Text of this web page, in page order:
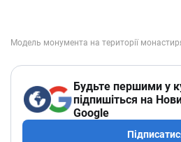
Будьте першими у
підпишіться на
Google